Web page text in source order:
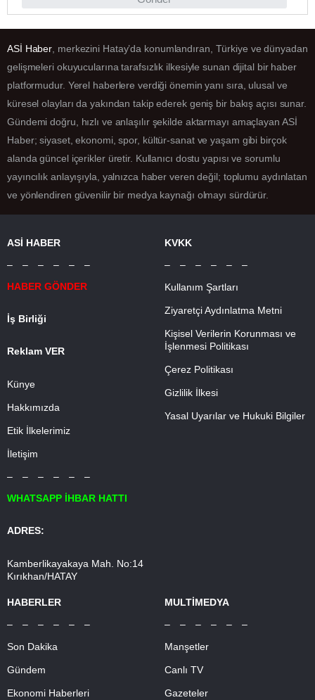
ASİ Haber , merkezini Hatay’da konumlandıran, Türkiye ve dünyadan
gelişmeleri okuyucularına tarafsızlık ilkesiyle sunan dijital bir haber
platformudur. Yerel haberlere verdiği önemin yanı sıra, ulusal ve
küresel olayları da yakından takip ederek geniş bir bakış açısı sunar.
Gündemi doğru, hızlı ve anlaşılır şekilde aktarmayı amaçlayan ASİ
Haber; siyaset, ekonomi, spor, kültür-sanat ve yaşam gibi birçok
alanda güncel içerikler üretir. Kullanıcı dostu yapısı ve sorumlu
yayıncılık anlayışıyla, yalnızca haber veren değil; toplumu aydınlatan
ve yönlendiren güvenilir bir medya kaynağı olmayı sürdürür.
ASİ HABER
– – – – – –
HABER GÖNDER
İş Birliği
Reklam VER
Künye
Hakkımızda
Etik İlkelerimiz
İletişim
– – – – – –
WHATSAPP İHBAR HATTI
ADRES:
Kamberlikayakaya Mah. No:14
Kırıkhan/HATAY
KVKK
– – – – – –
Kullanım Şartları
Ziyaretçi Aydınlatma Metni
Kişisel Verilerin Korunması ve
İşlenmesi Politikası
Çerez Politikası
Gizlilik İlkesi
Yasal Uyarılar ve Hukuki Bilgiler
HABERLER
– – – – – –
Son Dakika
Gündem
Ekonomi Haberleri
MULTİMEDYA
– – – – – –
Manşetler
Canlı TV
Gazeteler